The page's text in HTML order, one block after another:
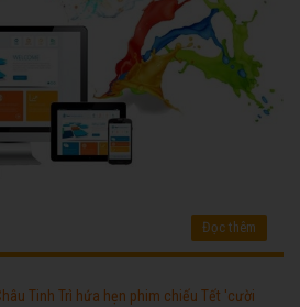
Đọc thêm
Tinh Trì hứa hẹn phim chiếu Tết 'cười